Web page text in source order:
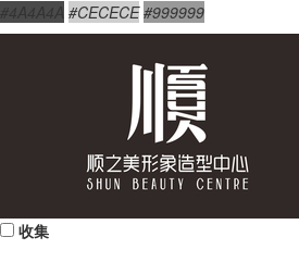
#4A4A4A #CECECE #999999
收集